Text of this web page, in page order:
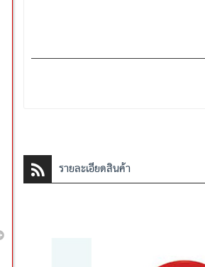
รายละเอียดสินค้า